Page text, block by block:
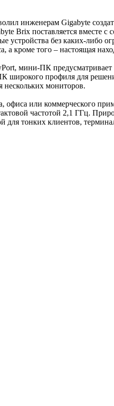
инженерам Gigabyte
Brix поставляется вместе с
устройства без каких-либо
кроме того – настоящая
мини-ПК предусматривает
широкого профиля для
мониторов.
или коммерческого
частотой 2,1 ГГц.
тонких клиентов,